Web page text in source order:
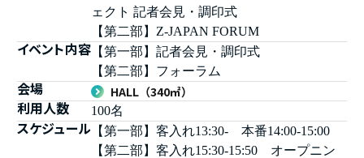
ェクト 記者会見・調印式
【第二部】Z-JAPAN FORUM
イベント内容 【第一部】記者会見・調印式
【第二部】フォーラム
会場 HALL（340㎡）
利用人数 100名
スケジュール 【第一部】客入れ13:30- 本番14:00-15:00
【第二部】客入れ15:30-15:50 オープニン